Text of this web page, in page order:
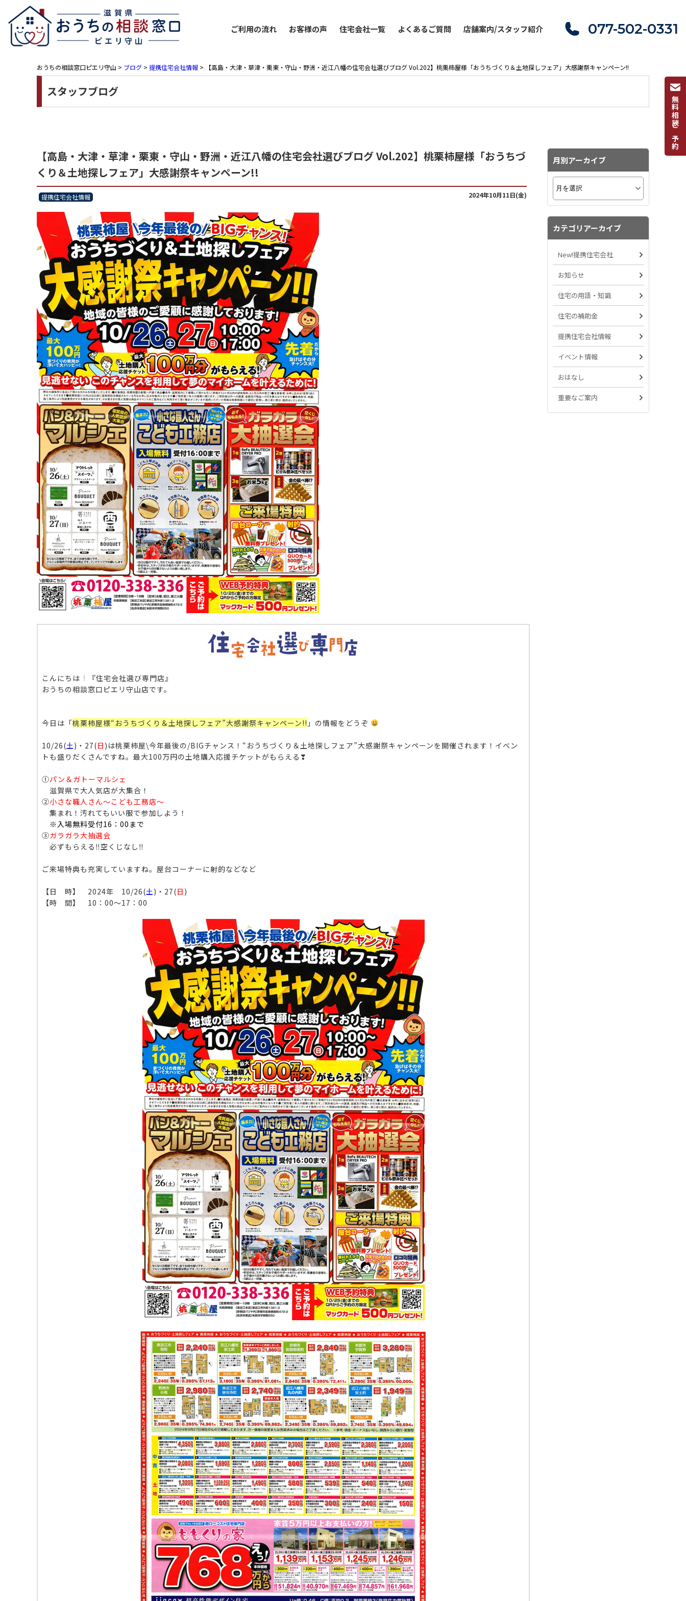
ご利用の流れ お客様の声 住宅会社一覧 よくあるご質問 店舗案内/スタッフ紹介 077-502-0331
無料相談ご予約
おうちの相談窓口ピエリ守山 > ブログ > 提携住宅会社情報 > 【高島・大津・草津・栗東・守山・野洲・近江八幡の住宅会社選びブログ Vol.202】桃栗柿屋様「おうちづくり＆土地探しフェア」大感謝祭キャンペーン!!
スタッフブログ
【高島・大津・草津・栗東・守山・野洲・近江八幡の住宅会社選びブログ Vol.202】桃栗柿屋様「おうちづ
くり＆土地探しフェア」大感謝祭キャンペーン!!
提携住宅会社情報 2024年10月11日(金)
こんにちは
『住宅会社選び専門店』
おうちの相談窓口ピエリ守山店です。
今日は「桃栗柿屋様“おうちづくり＆土地探しフェア”大感謝祭キャンペーン!! 」の情報をどうぞ
10/26(土)・27(日 )は桃栗柿屋\今年最後の/BIGチャンス！“おうちづくり＆土地探しフェア”大感謝祭キャンペーンを開催されます！イベン
トも盛りだくさんですね。最大100万円の土地購入応援チケットがもらえる❣
①パン＆ガトーマルシェ
滋賀県で大人気店が大集合！
②小さな職人さん～こども工務店～
集まれ！汚れてもいい服で参加しよう！
※入場無料受付16：00まで
③ガラガラ大抽選会
必ずもらえる‼空くじなし‼
ご来場特典も充実していますね。屋台コーナーに射的などなど
【日 時】 2024年 10/26(土)・27(日 )
【時 間】 10：00～17：00
月別アーカイブ
カテゴリアーカイブ
New!提携住宅会社
お知らせ
住宅の用語・知識
住宅の補助金
提携住宅会社情報
イベント情報
おはなし
重要なご案内